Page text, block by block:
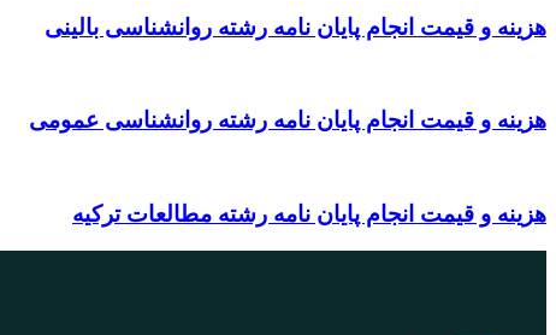
هزینه و قیمت انجام پایان نامه رشته روانشناسی بالینی
هزینه و قیمت انجام پایان نامه رشته روانشناسی عمومی
هزینه و قیمت انجام پایان نامه رشته مطالعات ترکیه